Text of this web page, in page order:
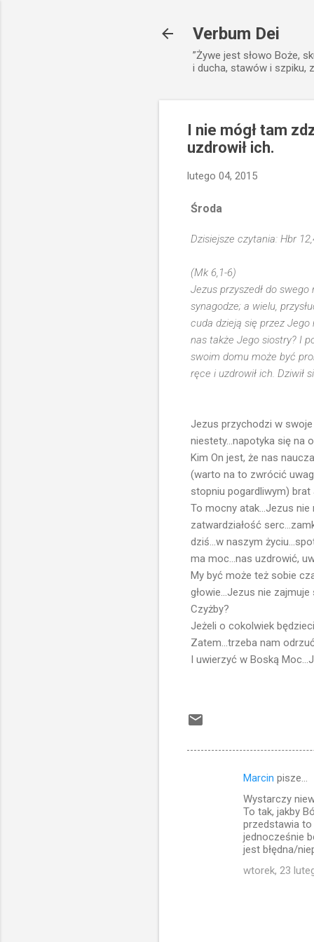
Verbum Dei
”Żywe jest słowo Boże,
i ducha, stawów i szpiku,
I nie mógł tam
uzdrowił ich.
lutego 04, 2015
Środa
Dzisiejsze czytania: Hbr
(Mk 6,1-6)
Jezus przyszedł do
synagodze; a wielu,
cuda dzieją się przez Jego
nas także Jego siostry? I
swoim domu może być
ręce i uzdrowił ich. Dziwił
Jezus przychodzi w swoje
niestety...napotyka się na
Kim On jest, że nas
(warto na to zwrócić
stopniu pogardliwym) brat
To mocny atak...Jezus nie
zatwardziałość
dziś...w naszym
ma moc...nas uzdrowić,
My być może też sobie
głowie...Jezus nie zajmuje
Czyżby?
Jeżeli o cokolwiek
Zatem...trzeba nam
I uwierzyć w Boską
Marcin pisze…
Wystarczy
To tak, jakby
przedstawia to
jednocześnie
jest błędna/
wtorek, 23